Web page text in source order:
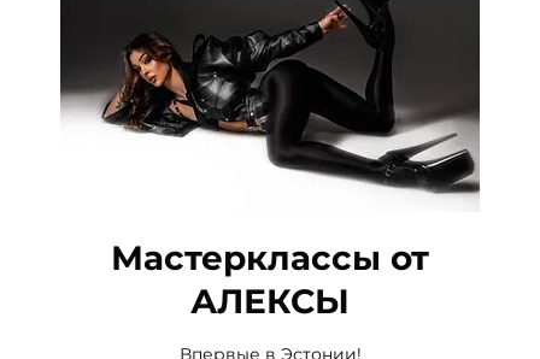
Мастерклассы от
АЛЕКСЫ
Впервые в Эстонии!